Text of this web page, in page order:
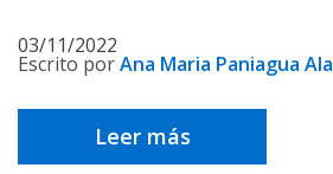
03/11/2022
Escrito porAna Maria Paniagua
Leer más